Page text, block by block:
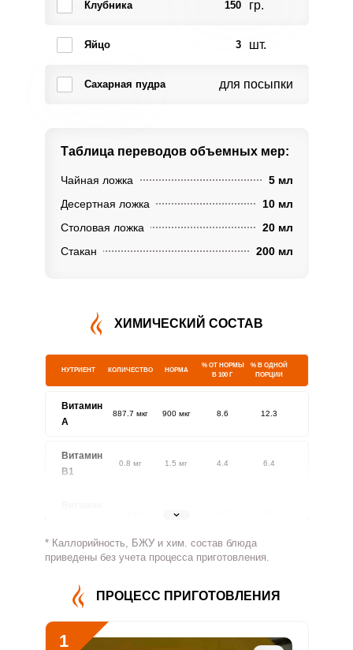
Клубника 150 гр.
Яйцо 3 шт.
Сахарная пудра для посыпки
Таблица переводов объемных мер:
Чайная ложка
5 мл
Десертная ложка
10 мл
Столовая ложка
20 мл
Стакан
200 мл
ХИМИЧЕСКИЙ СОСТАВ
НУТРИЕНТ КОЛИЧЕСТВО НОРМА
% ОТ НОРМЫ
В 100 Г
% В ОДНОЙ
ПОРЦИИ
Витамин
A
887.7 мкг 900 мкг 8.6 12.3
Витамин
В1
0.8 мг 1.5 мг 4.4 6.4
1.8 мг
Витамин
605.5 мг 500 мг 10.6 15.1
Витамин
В5
* Каллорийность, БЖУ и хим. состав блюда
приведены без учета процесса приготовления.
ПРОЦЕСС ПРИГОТОВЛЕНИЯ
1